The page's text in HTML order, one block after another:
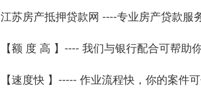
江苏房产抵押贷款网 ----专业房产贷款服
【额 度 高 】---- 我们与银行配合可帮助
【速度快 】----- 作业流程快，你的案件可